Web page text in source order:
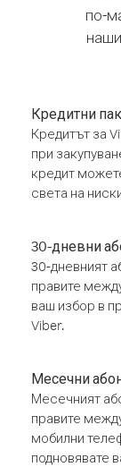
по-
Кредитни
Кредитът за
при
кредит
света на
30-дневни
30-дневният
правите
ваш избор в
Viber.
Месечни
Месечният
правите
мобилни
подновявате